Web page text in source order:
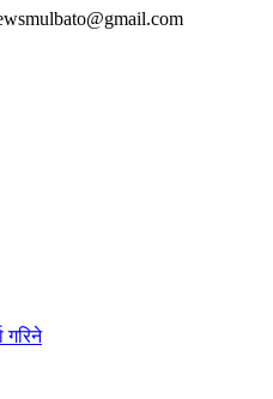
गरिने